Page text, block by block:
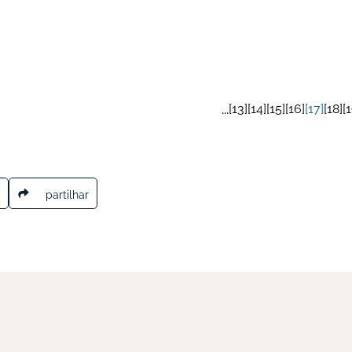
...13 14 15 16 17 18
partilhar